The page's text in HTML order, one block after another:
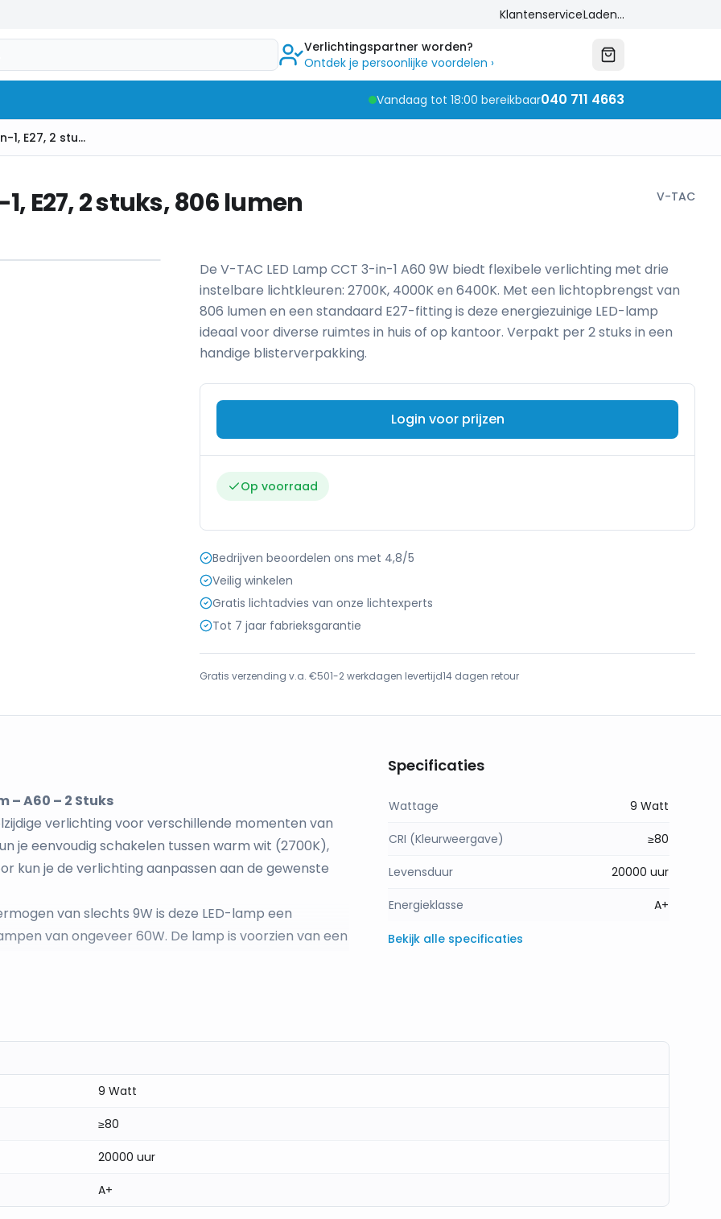
KlantenserviceLaden...
Verlichtingspartner worden?
Ontdek je persoonlijke voordelen ›
Vandaag tot 18:00 bereikbaar040 711 4663
LED Lamp A60, 9W, CCT 3-in-1, E27, 2 stuks, 806 lumen
E27, 2 stuks, 806 lumen V-TAC
De V-TAC LED Lamp CCT 3-in-1 A60 9W biedt flexibele verlichting met drie
instelbare lichtkleuren: 2700K, 4000K en 6400K. Met een lichtopbrengst van
806 lumen en een standaard E27-fitting is deze energiezuinige LED-lamp
ideaal voor diverse ruimtes in huis of op kantoor. Verpakt per 2 stuks in een
handige blisterverpakking.
Login voor prijzen
Op voorraad
Bedrijven beoordelen ons met 4,8/5
Veilig winkelen
Gratis lichtadvies van onze lichtexperts
Tot 7 jaar fabrieksgarantie
Gratis verzending v.a. €501-2 werkdagen levertijd14 dagen retour
– A60 – 2 Stuks
verlichting voor verschillende momenten van
je eenvoudig schakelen tussen warm wit (2700K),
kun je de verlichting aanpassen aan de gewenste
van slechts 9W is deze LED-lamp een
van ongeveer 60W. De lamp is voorzien van een
door de lamp aan en uit te schakelen met de
om de verlichting aan te passen aan verschillende
806 lumen en een levensduur tot 20.000 uur biedt
Specificaties
Wattage 9 Watt
CRI (Kleurweergave) ≥80
Levensduur 20000 uur
Energieklasse A+
Bekijk alle specificaties
9 Watt
≥80
20000 uur
A+